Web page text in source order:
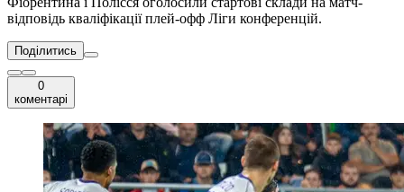
відповідь кваліфікації плей-офф Ліги конференцій.
Поділитись
0
коментарі